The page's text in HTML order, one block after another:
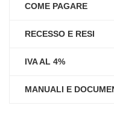
COME PAGARE
RECESSO E RESI
IVA AL 4%
MANUALI E